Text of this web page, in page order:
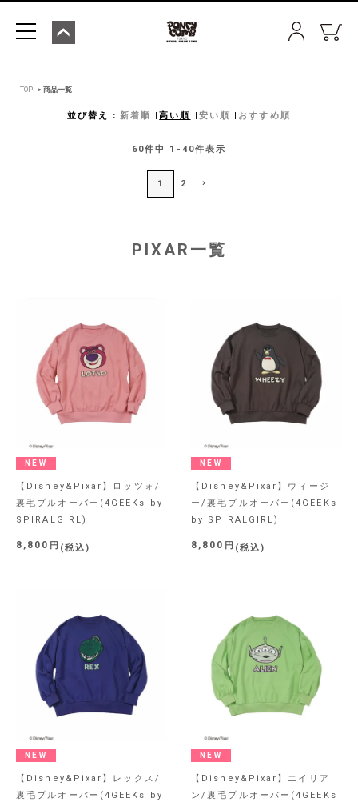
TOP 商品一覧
並び替え 新着順 高い順 安い順 おすすめ順
60件中 1 - 40件表示
1 2
PIXAR一覧
NEW
【Disney&Pixar】ロッツォ/
裏毛プルオーバー(4GEEKs by
SPIRALGIRL)
8,800 税込
NEW
【Disney&Pixar】ウィージ
ー/裏毛プルオーバー(4GEEKs
by SPIRALGIRL)
8,800 税込
NEW
【Disney&Pixar】レックス/
裏毛プルオーバー(4GEEKs by
NEW
【Disney&Pixar】エイリア
ン/裏毛プルオーバー(4GEEKs